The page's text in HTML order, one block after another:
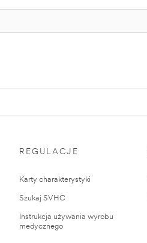
REGULACJE
Karty charakterystyki
Szukaj SVHC
Instrukcja używania wyrobu
medycznego